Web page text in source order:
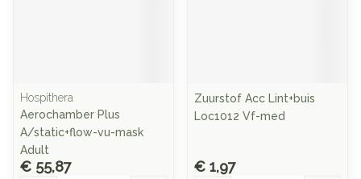
Hospithera
Aerochamber Plus
A/static+flow-vu-mask
Adult
€ 55,87
Zuurstof Acc Lint+buis
Loc1012 Vf-med
€ 1,97